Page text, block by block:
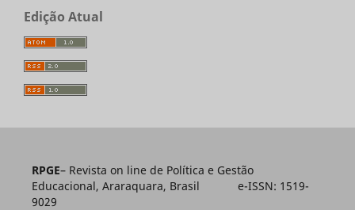
Edição Atual
RPGE– Revista on line de Política e Gestão
Educacional, Araraquara, Brasil e-ISSN: 1519-
9029